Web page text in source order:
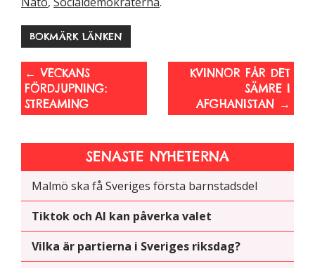
BOKMÄRK LÄNKEN
← VECKANS
FÖRDJUPNING:
STREAMING
KVINNOR FÅR DET
SÄMRE I
AFGHANISTAN →
SENASTE NYHETERNA
Malmö ska få Sveriges första barnstadsdel
Tiktok och AI kan påverka valet
Vilka är partierna i Sveriges riksdag?
Upplevelse
För att vår
hemsida ska
prestera så
bra som
möjligt
besök. Om
här kakorna
kommer viss
funktionalitet
att försvinna
från
hemsidan.